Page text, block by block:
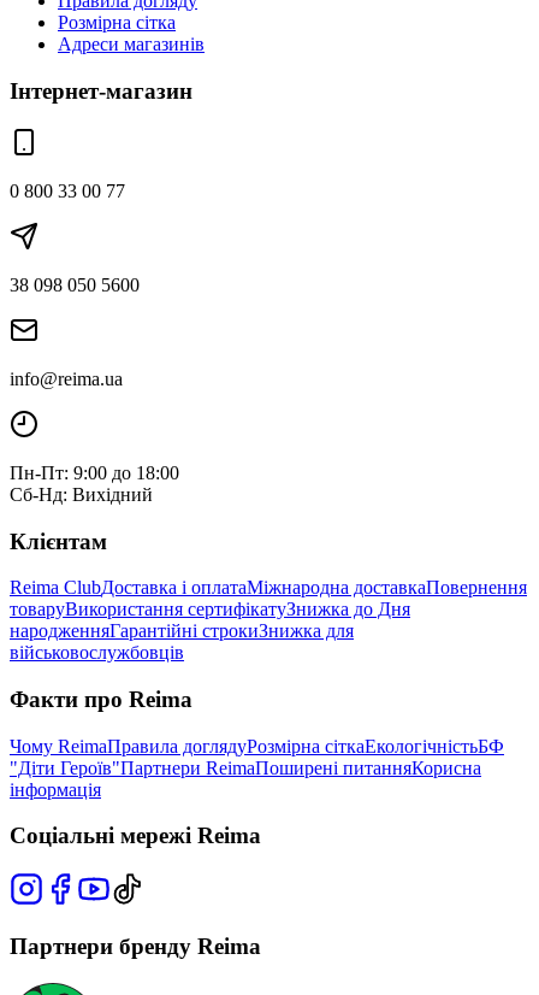
Розмірна сітка
Адреси магазинів
Інтернет-магазин
0 800 33 00 77
38 098 050 5600
info@reima.ua
Пн-Пт: 9:00 до 18:00
Сб-Нд: Вихідний
Клієнтам
Reima ClubДоставка і оплатаМіжнародна доставкаПовернення
товаруВикористання сертифікатуЗнижка до Дня
народженняГарантійні строкиЗнижка для
військовослужбовців
Факти про Reima
Чому ReimaПравила доглядуРозмірна сіткаЕкологічністьБФ
"Діти Героїв"Партнери ReimaПоширені питанняКорисна
інформація
Соціальні мережі Reima
Партнери бренду Reima